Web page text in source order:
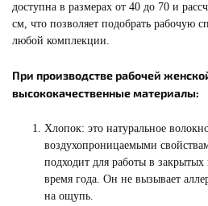
доступна в размерах от 40 до 70 и
см, что позволяет подобрать рабочую
любой комплекции.
При производстве рабочей
высококачественные материалы:
Хлопок: это натуральное
воздухопроницаемыми
подходит для работы в
время года. Он не вызывает
на ощупь.